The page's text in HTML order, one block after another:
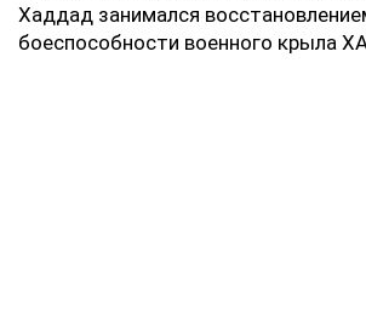
Хаддад занимался
боеспособности военного крыла